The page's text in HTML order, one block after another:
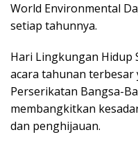
World Environmental
setiap tahunnya.
Hari Lingkungan Hidup
acara tahunan
Perserikatan Bangsa-
membangkitkan
dan penghijauan.